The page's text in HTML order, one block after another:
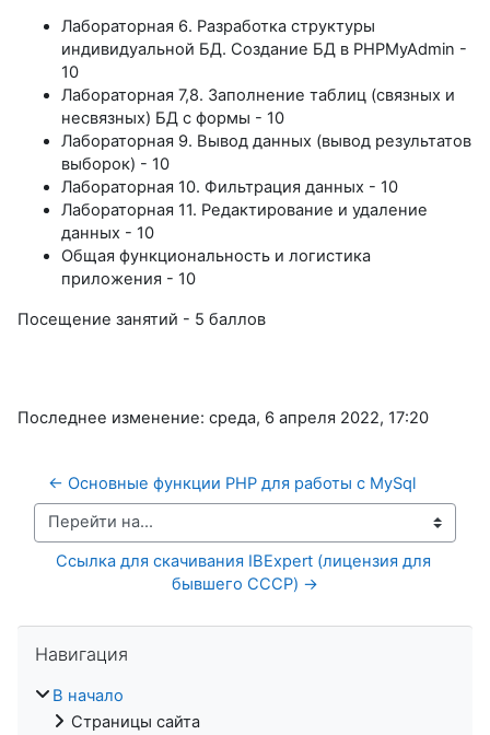
Лабораторная 6. Разработка структуры
индивидуальной БД. Создание БД в PHPMyAdmin -
10
Лабораторная 7,8. Заполнение таблиц (связных и
несвязных) БД с формы - 10
Лабораторная 9. Вывод данных (вывод результатов
выборок) - 10
Лабораторная 10. Фильтрация данных - 10
Лабораторная 11. Редактирование и удаление
данных - 10
Общая функциональность и логистика
приложения - 10
Посещение занятий - 5 баллов
Последнее изменение: среда, 6 апреля 2022, 17:20
← Основные функции PHP для работы с MySql
Перейти на...
Ссылка для скачивания IBExpert (лицензия для
бывшего СССР) →
Навигация
В начало
Страницы сайта